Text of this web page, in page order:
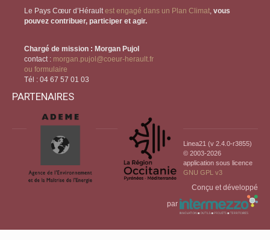
Le Pays Cœur d’Héraultest engagé dans un Plan Climat, vous
pouvez contribuer, participer et agir.
Chargé de mission : Morgan Pujol
contact : morgan.pujol@coeur-herault.fr
ou formulaire
Tél : 04 67 57 01 03
PARTENAIRES
Linea21 (v 2.4.0-r3855)
© 2003-2026
application sous licence
GNU GPL v3
Conçu et développé
par